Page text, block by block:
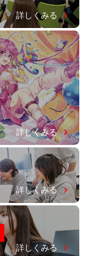
詳しくみる
詳しくみる
詳しくみる
詳しくみる